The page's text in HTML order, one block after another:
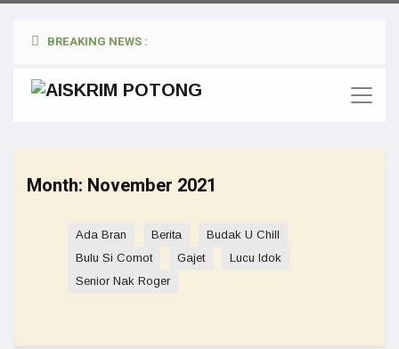
BREAKING NEWS :
Month: November 2021
Ada Bran Berita
Budak U Chill
Bulu Si Comot
Gajet
Lucu Idok
Senior Nak Roger